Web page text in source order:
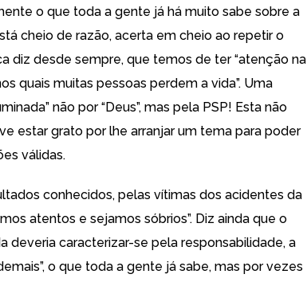
o que toda a gente já há muito sabe sobre a
cheio de razão, acerta em cheio ao repetir o
diz desde sempre, que temos de ter “atenção na
quais muitas pessoas perdem a vida”. Uma
não por “Deus”, mas pela PSP! Esta não
estar grato por lhe arranjar um tema para poder
válidas.
conhecidos, pelas vítimas dos acidentes da
atentos e sejamos sóbrios”. Diz ainda que o
deveria caracterizar-se pela responsabilidade, a
o que toda a gente já sabe, mas por vezes